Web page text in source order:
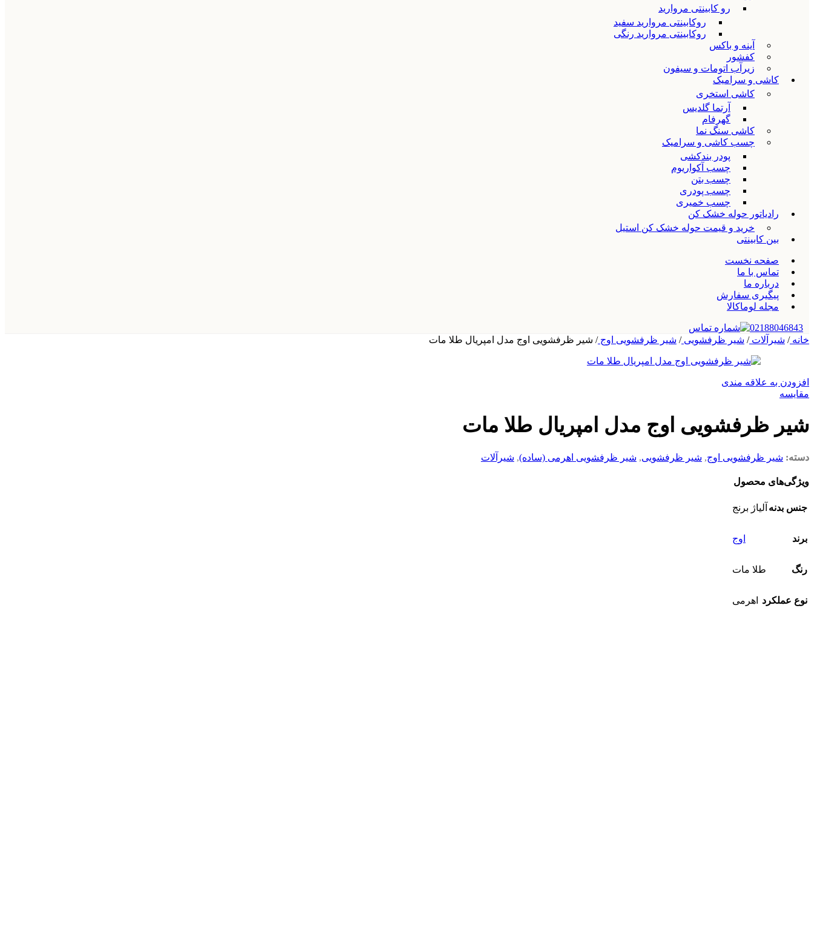
رو کابینتی مروارید
روکابینتی مروارید سفید
روکابینتی مروارید رنگی
آینه و باکس
کفشور
زیرآب اتومات و سیفون
کاشی و سرامیک
کاشی استخری
آرتما گلدیس
گهرفام
کاشی سنگ نما
چسب کاشی و سرامیک
پودر بندکشی
چسب آکواریوم
چسب بتن
چسب پودری
چسب خمیری
رادیاتور حوله خشک کن
خرید و قیمت حوله خشک کن استیل
بین کابینتی
صفحه نخست
تماس با ما
درباره ما
پیگیری سفارش
مجله لوماکالا
02188046843
خانه/ شیرآلات/ شیر ظرفشویی/ شیر ظرفشویی اوج/ شیر ظرفشویی اوج مدل امپریال طلا مات
افزودن به علاقه مندی
مقایسه
شیر ظرفشویی اوج مدل امپریال طلا مات
دسته: شیر ظرفشویی اوج, شیر ظرفشویی, شیر ظرفشویی اهرمی (ساده), شیرآلات
ویژگی‌های محصول
جنس بدنه آلیاژ برنج
برند اوج
رنگ طلا مات
نوع عملکرد اهرمی